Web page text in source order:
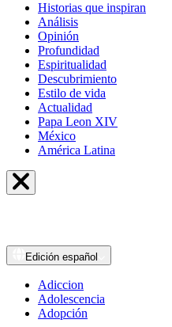
Historias que inspiran
Análisis
Opinión
Profundidad
Espiritualidad
Descubrimiento
Estilo de vida
Actualidad
Papa Leon XIV
México
América Latina
Edición español
Adiccion
Adolescencia
Adopción